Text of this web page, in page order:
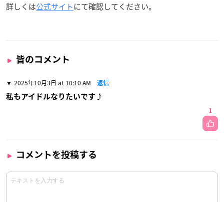
詳しくは公式サイトにて確認してください。
皆のコメント
2025年10月3日 at 10:10 AM 返信
私もアイドルなりたいです♪
1
コメントを投稿する